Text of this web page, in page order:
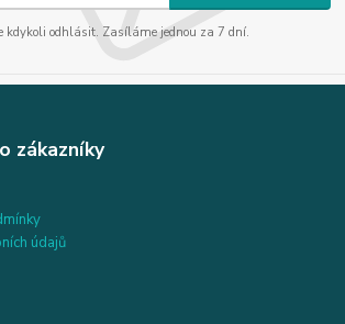
kdykoli odhlásit. Zasíláme jednou za 7 dní.
zákazníky
údajů